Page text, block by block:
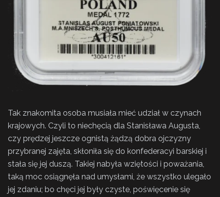
Tak znakomita osoba musiała mieć udział w czynach
krajowych. Czyli to niechęcią dla Stanisława Augusta,
czy prędzej jeszcze ognistą żądzą dobra ojczyzny
przybranej zajęta, skłoniła się do konfederacyi barskiej i
stała się jej duszą. Takiej nabyła wziętości i poważania,
taką moc osiągnęła nad umysłami, że wszystko ulegało
jej zdaniu; bo chęci jej były czyste, poświęcenie się